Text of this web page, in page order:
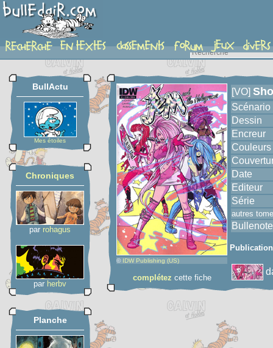
album
BullActu
Mes étoiles
Chroniques
par rohagus
par herbv
Planche
© IDW Publishing (US)
complétez cette fiche
[VO]
Scénario
Dessin
Encreur
Couleurs
Date
Editeur
Série
autres
Bullenote